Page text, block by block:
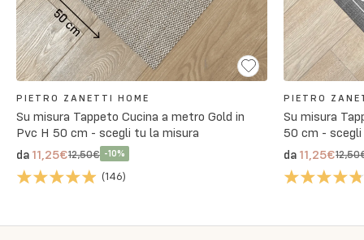
PIETRO ZANETTI HOME
Su misura Tappeto Cucina a metro Gold in
Pvc H 50 cm - scegli tu la misura
da 11,25€12,50€ -10%
(146)
PIETRO
Su misura
50 cm -
da 11,25€